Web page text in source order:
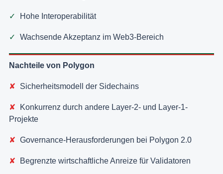
Hohe Interoperabilität
Wachsende Akzeptanz im Web3-Bereich
Nachteile von Polygon
Sicherheitsmodell der Sidechains
Konkurrenz durch andere Layer-2- und Layer-1-
Projekte
Governance-Herausforderungen bei Polygon 2.0
Begrenzte wirtschaftliche Anreize für Validatoren